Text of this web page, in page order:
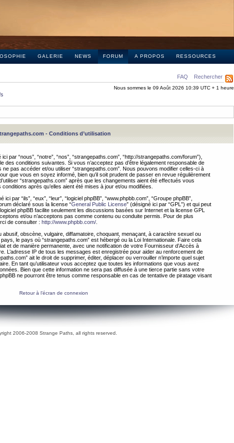
GALERIE NEWS FORUM A PROPOS RESSOURCES
FAQ Rechercher
Nous sommes le 09 Août 2026 10:39 UTC + 1 heure
- Conditions d’utilisation
par “nous”, “notre”, “nos”, “strangepaths.com”, “http://strangepaths.com/forum”),
des conditions suivantes. Si vous n’acceptez pas d’être légalement responsable de
pas accéder et/ou utiliser “strangepaths.com”. Nous pouvons modifier celles-ci à
que vous en soyez informé, bien qu’il soit prudent de passer en revue régulièrement
“strangepaths.com” après que les changements aient été effectués vous
après qu’elles aient été mises à jour et/ou modifiées.
par “ils”, “eux”, “leur”, “logiciel phpBB”, “www.phpbb.com”, “Groupe phpBB”,
déclaré sous la license “General Public License” (désigné ici par “GPL”) et qui peut
logiciel phpBB facilite seulement les discussions basées sur Internet et la license GPL
et/ou n’acceptons pas comme contenu ou conduite permis. Pour de plus
de consulter : http://www.phpbb.com/
obscène, vulgaire, diffamatoire, choquant, menaçant, à caractère sexuel ou
le pays où “strangepaths.com” est hébergé ou la Loi Internationale. Faire cela
et de manière permanente, avec une notification de votre Fournisseur d’Accès à
L’adresse IP de tous les messages est enregistrée pour aider au renforcement de
ait le droit de supprimer, éditer, déplacer ou verrouiller n’importe quel sujet
En tant qu’utilisateur vous acceptez que toutes les informations que vous avez
Bien que cette information ne sera pas diffusée à une tierce partie sans votre
ne pourront être tenus comme responsable en cas de tentative de piratage visant
Retour à l’écran de connexion
2006-2008 Strange Paths, all rights reserved.